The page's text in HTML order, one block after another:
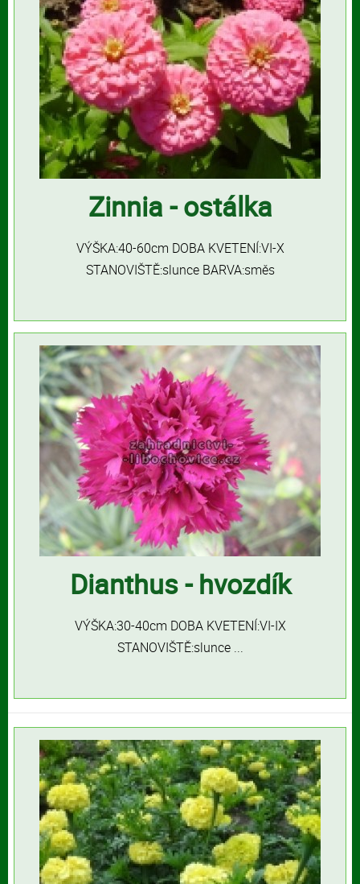
Zinnia - ostálka
VÝŠKA:40-60cm DOBA KVETENÍ:VI-X
STANOVIŠTĚ:slunce BARVA:směs
Dianthus - hvozdík
VÝŠKA:30-40cm DOBA KVETENÍ:VI-IX
STANOVIŠTĚ:slunce ...